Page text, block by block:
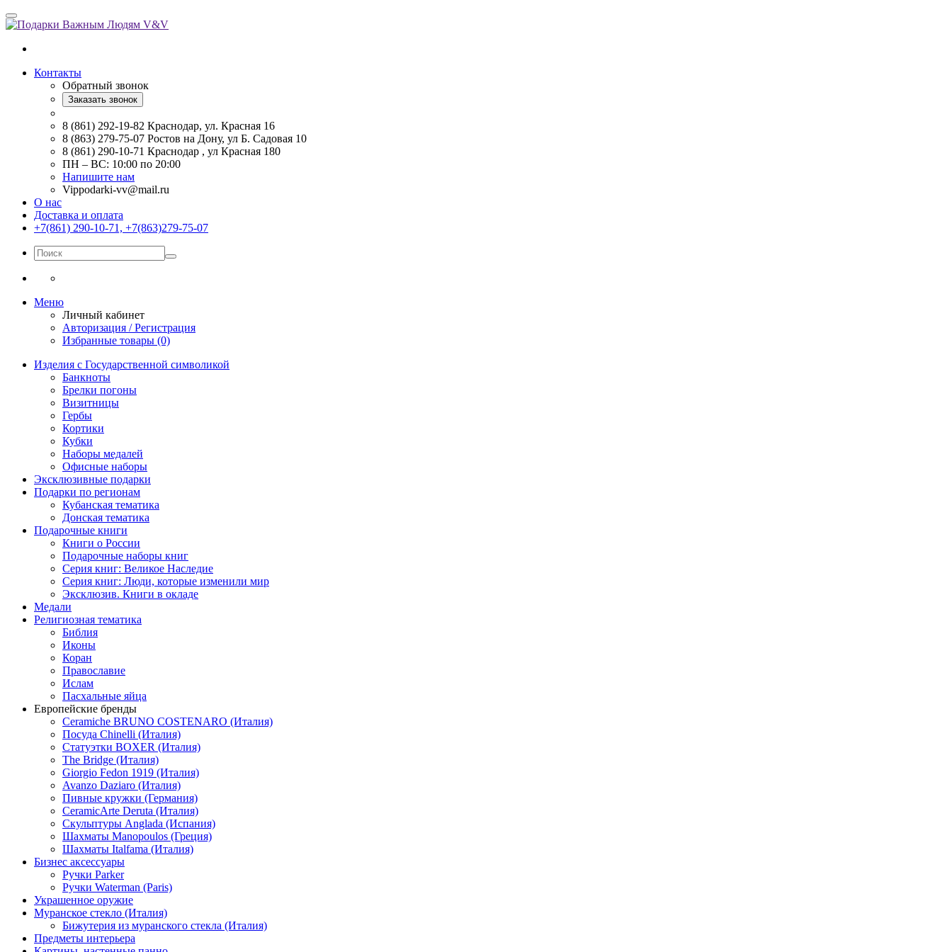
Контакты
Обратный звонок
Заказать звонок
8 (861) 292-19-82 Краснодар, ул. Красная 16
8 (863) 279-75-07 Ростов на Дону, ул Б. Садовая 10
8 (861) 290-10-71 Краснодар , ул Красная 180
ПН – ВС: 10:00 по 20:00
Напишите нам
Vippodarki-vv@mail.ru
О нас
Доставка и оплата
+7(861) 290-10-71, +7(863)279-75-07
Меню
Личный кабинет
Авторизация / Регистрация
Избранные товары (0)
Изделия с Государственной символикой
Банкноты
Брелки погоны
Визитницы
Гербы
Кортики
Кубки
Наборы медалей
Офисные наборы
Эксклюзивные подарки
Подарки по регионам
Кубанская тематика
Донская тематика
Подарочные книги
Книги о России
Подарочные наборы книг
Серия книг: Великое Наследие
Серия книг: Люди, которые изменили мир
Эксклюзив. Книги в окладе
Медали
Религиозная тематика
Библия
Иконы
Коран
Православие
Ислам
Пасхальные яйца
Европейские бренды
Ceramiche BRUNO COSTENARO (Италия)
Посуда Chinelli (Италия)
Статуэтки BOXER (Италия)
The Bridge (Италия)
Giorgio Fedon 1919 (Италия)
Avanzo Daziaro (Италия)
Пивные кружки (Германия)
CeramicArte Deruta (Италия)
Скульптуры Anglada (Испания)
Шахматы Manopoulos (Греция)
Шахматы Italfama (Италия)
Бизнес аксессуары
Ручки Parker
Ручки Waterman (Paris)
Украшенное оружие
Муранское стекло (Италия)
Бижутерия из муранского стекла (Италия)
Предметы интерьера